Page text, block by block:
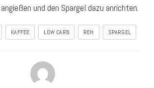
und den Spargel dazu anrichten.
KAFFEE LOW CARB REH SPARGEL